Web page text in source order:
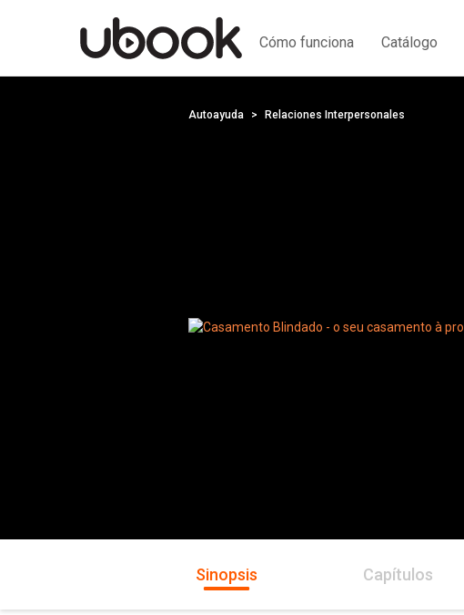
Cómo funciona Catálogo
Autoayuda Relaciones Interpersonales
Sinopsis Capítulos